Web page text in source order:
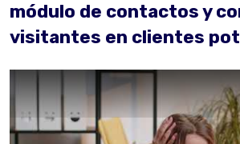
módulo de contactos y
visitantes en clientes